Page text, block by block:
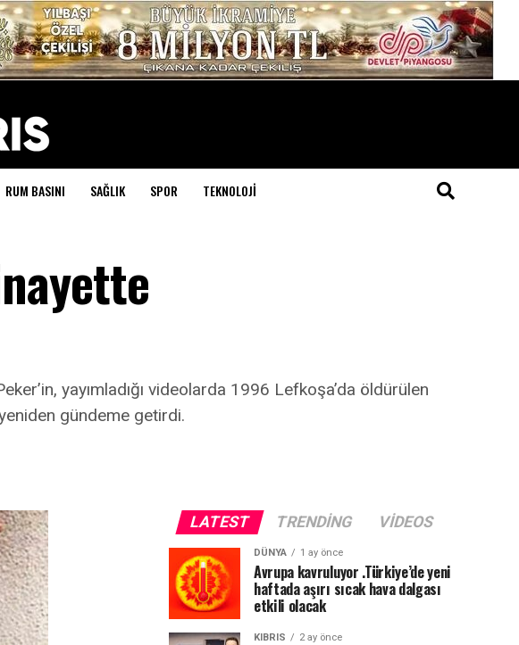
RUM BASINI SAĞLIK SPOR TEKNOLOJI
yayımladığı videolarda 1996 Lefkoşa’da öldürülen
gündeme getirdi.
LATEST TRENDING VIDEOS
DÜNYA 1 ay önce
Avrupa kavruluyor .Türkiye’de yeni
haftada aşırı sıcak hava dalgası
etkili olacak
KIBRIS 2 ay önce